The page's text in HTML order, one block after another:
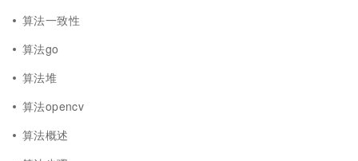
算法一致性
算法go
算法堆
算法opencv
算法概述